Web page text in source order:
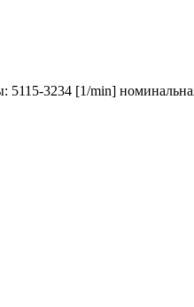
3234 [1/min]